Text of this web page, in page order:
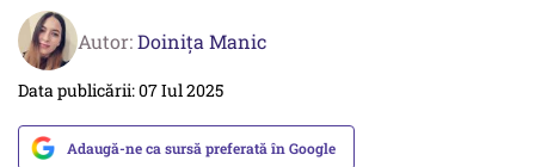
Autor:Doinița Manic
Data publicării: 07 Iul 2025
Adaugă-ne ca sursă preferată în Google